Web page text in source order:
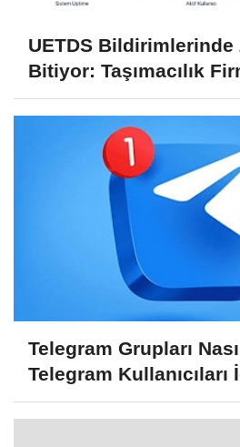
UETDS Bildirimlerinde
Bitiyor: Taşımacılık
Telegram Grupları
Telegram Kullanıcıları